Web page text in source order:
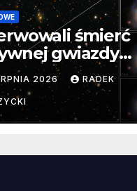
śmierć
gwiazdy
cenne
2026 RADEK